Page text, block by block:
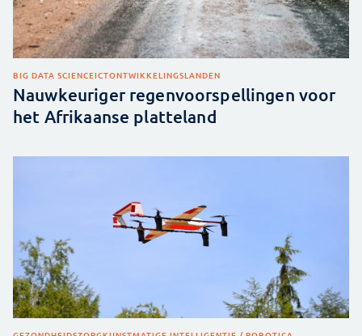
BIG DATA SCIENCEICTONTWIKKELINGSLANDEN
Nauwkeuriger regenvoorspellingen voor
het Afrikaanse platteland